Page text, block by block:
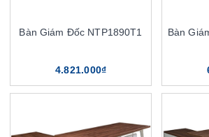
Bàn Giám Đốc NTP1890T1
4.821.000₫
Bàn